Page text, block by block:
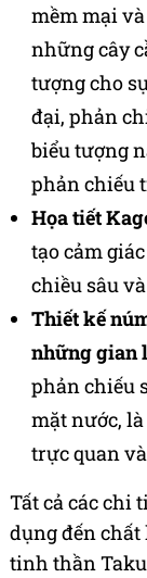
mềm mại
những cây
tượng cho
đại, phản
biểu tượng
phản chiếu
Họa tiết
tạo cảm
chiều sâu
Thiết kế
những gian
phản chiếu
mặt nước,
trực quan
Tất cả các chi
dụng đến chất
tinh thần